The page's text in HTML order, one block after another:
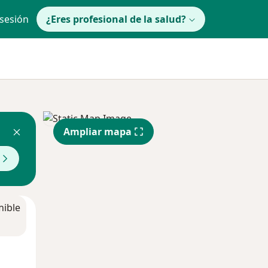
¿Eres profesional de la salud?
Ampliar mapa